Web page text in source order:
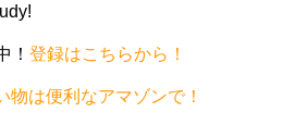
！登録はこちらから！
物は便利なアマゾンで！